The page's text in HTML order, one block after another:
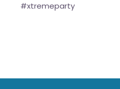
#xtremeparty